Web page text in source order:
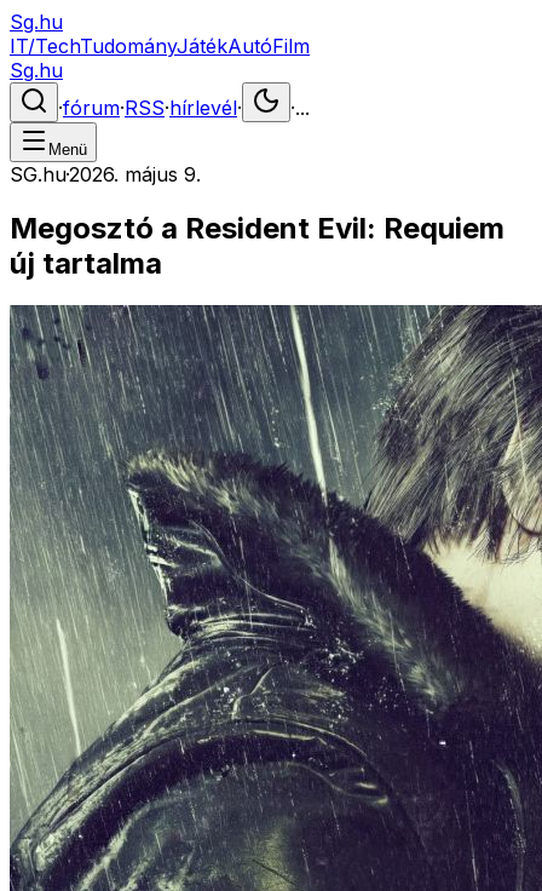
Sg.hu
IT/TechTudományJátékAutóFilm
Sg.hu
·fórum·RSS·hírlevél· ·...
Menü
SG.hu·2026. május 9.
Megosztó a Resident Evil: Requiem
új tartalma